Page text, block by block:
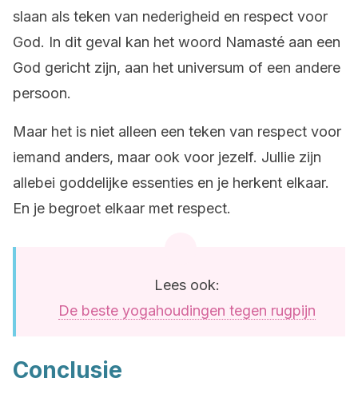
slaan als teken van nederigheid en respect voor
God. In dit geval kan het woord Namasté aan een
God gericht zijn, aan het universum of een andere
persoon.
Maar het is niet alleen een teken van respect voor
iemand anders, maar ook voor jezelf. Jullie zijn
allebei goddelijke essenties en je herkent elkaar.
En je begroet elkaar met respect.
Lees ook:
De beste yogahoudingen tegen rugpijn
Conclusie